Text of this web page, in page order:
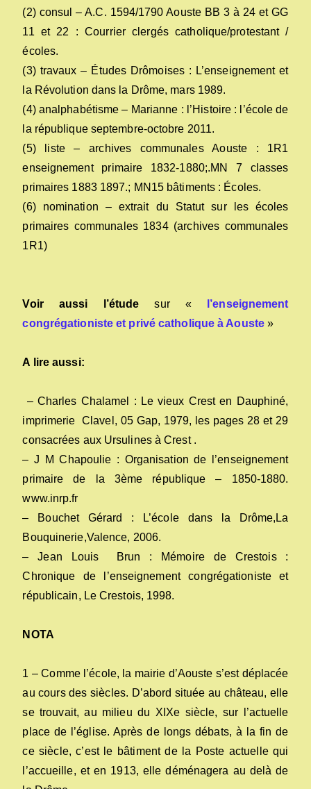
(2) consul – A.C. 1594/1790 Aouste BB 3 à 24 et GG
11 et 22 : Courrier clergés catholique/protestant /
écoles.
(3) travaux – Études Drômoises : L’enseignement et
la Révolution dans la Drôme, mars 1989.
(4) analphabétisme – Marianne : l’Histoire : l’école de
la république septembre-octobre 2011.
(5) liste – archives communales Aouste : 1R1
enseignement primaire 1832-1880;.MN 7 classes
primaires 1883 1897.; MN15 bâtiments : Écoles.
(6) nomination – extrait du Statut sur les écoles
primaires communales 1834 (archives communales
1R1)
Voir aussi l’étude sur «
l’enseignement
congrégationiste et privé catholique à Aouste»
A lire aussi:
– Charles Chalamel : Le vieux Crest en Dauphiné,
imprimerie Clavel, 05 Gap, 1979, les pages 28 et 29
consacrées aux Ursulines à Crest .
– J M Chapoulie : Organisation de l’enseignement
primaire de la 3ème république – 1850-1880.
www.inrp.fr
– Bouchet Gérard : L’école dans la Drôme,La
Bouquinerie,Valence, 2006.
– Jean Louis Brun : Mémoire de Crestois :
Chronique de l’enseignement congrégationiste et
républicain, Le Crestois, 1998.
NOTA
1 – Comme l’école, la mairie d’Aouste s’est déplacée
au cours des siècles. D’abord située au château, elle
se trouvait, au milieu du XIXe siècle, sur l’actuelle
place de l’église. Après de longs débats, à la fin de
ce siècle, c’est le bâtiment de la Poste actuelle qui
l’accueille, et en 1913, elle déménagera au delà de